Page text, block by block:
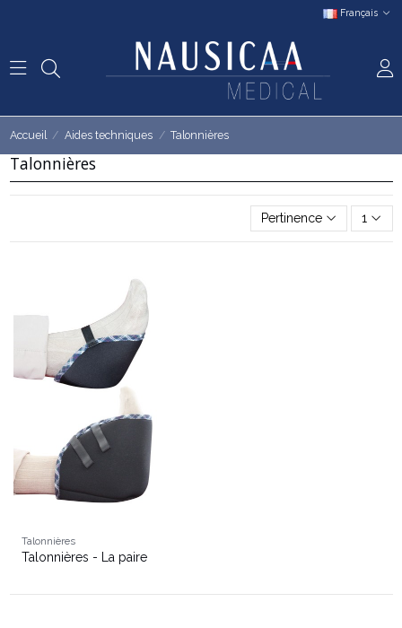
Français
Accueil Aides techniques Talonnières
Talonnières
Pertinence 1
Talonnières
Talonnières - La paire